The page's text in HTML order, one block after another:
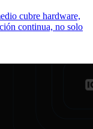
cubre hardware,
continua, no solo